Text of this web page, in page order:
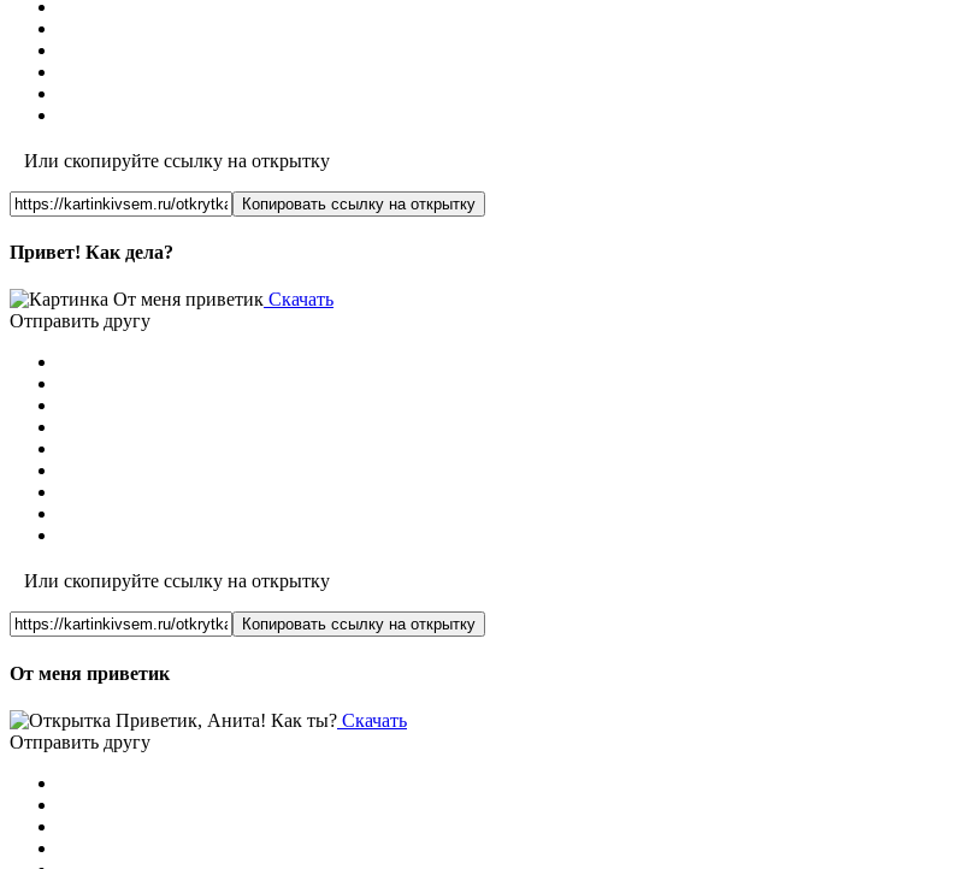
Или скопируйте ссылку на открытку
Копировать ссылку на открытку
Привет! Как дела?
Скачать
Отправить другу
Или скопируйте ссылку на открытку
Копировать ссылку на открытку
От меня приветик
Скачать
Отправить другу